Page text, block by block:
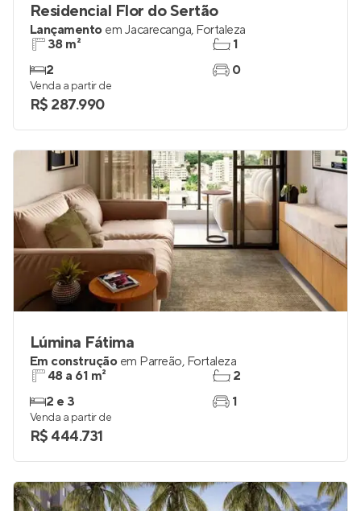
Residencial Flor do Sertão
Lançamento em Jacarecanga, Fortaleza
38 m²
2
1
0
Venda a partir de
R$ 287.990
Lúmina Fátima
Em construção em Parreão, Fortaleza
48 a 61 m²
2 e 3
2
1
Venda a partir de
R$ 444.731